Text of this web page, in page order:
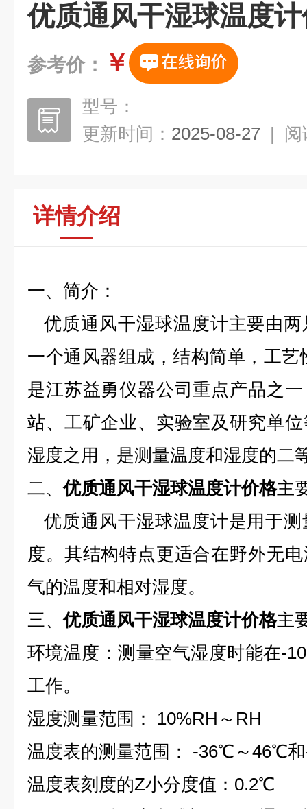
优质通风干湿球温度
参考价： ￥
型号：
更新时间： 2025-08-27 | 阅
详情介绍
一、简介：
优质通风干湿球温度计主要由
一个通风器组成，结构简单，工
是江苏益勇仪器公司重点产品之
站、工矿企业、实验室及研究单
湿度之用，是测量温度和湿度的二
二、优质通风干湿球温度计价格主
优质通风干湿球温度计是用于
度。其结构特点更适合在野外无
气的温度和相对湿度。
三、优质通风干湿球温度计价格主
环境温度：测量空气湿度时能在-
工作。
湿度测量范围： 10%RH～RH
温度表的测量范围： -36℃～46℃
温度表刻度的Z小分度值：0.2℃